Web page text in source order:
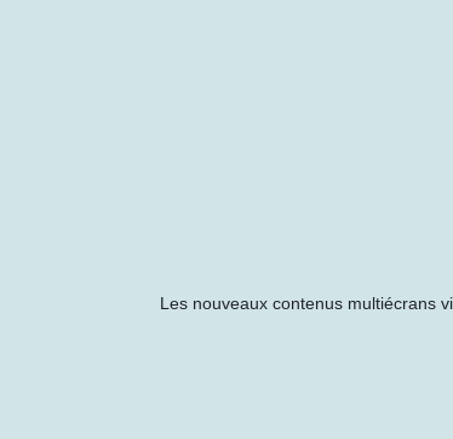
Les nouveaux contenus multiécrans